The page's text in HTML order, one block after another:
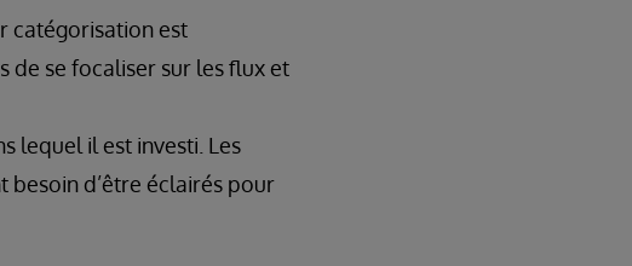
catégorisation est
se focaliser sur les flux et
lequel il est investi. Les
d’être éclairés pour